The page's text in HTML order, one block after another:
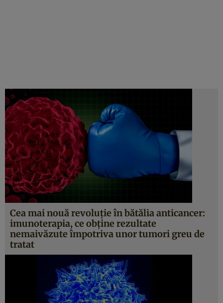
Cea mai nouă revoluţie în bătălia anticancer:
imunoterapia, ce obţine rezultate
nemaivăzute împotriva unor tumori greu de
tratat